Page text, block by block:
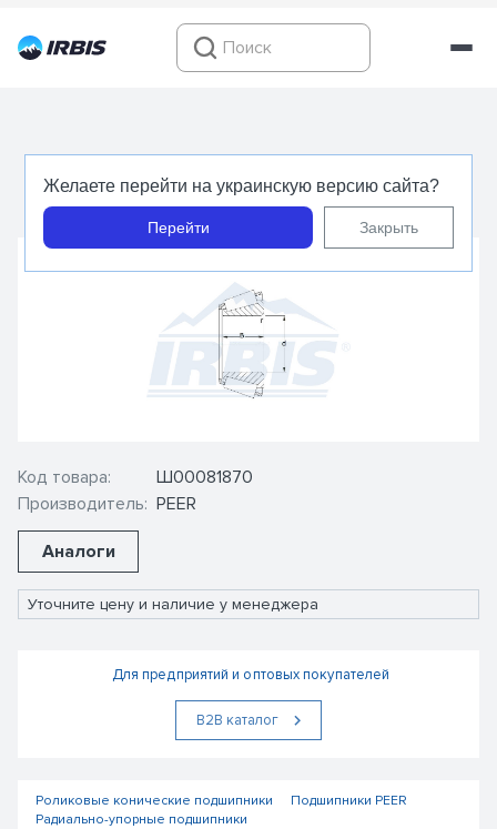
Желаете перейти на украинскую версию сайта?
Перейти Закрыть
PER.13685L-LA-A - Внутренняя обойма с
роликами - PEER
Код товара:
Производитель:
Ш00081870
PEER
Аналоги
Уточните цену и наличие у менеджера
Для предприятий и оптовых покупателей
В2В каталог
Роликовые конические подшипники
Подшипники PEER
Радиально-упорные подшипники